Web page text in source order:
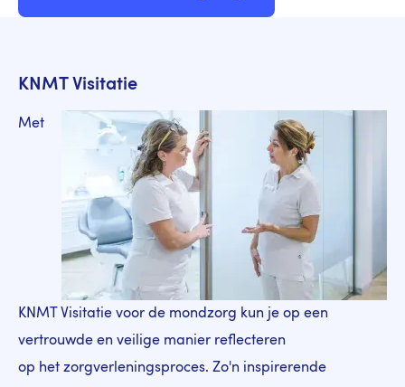
KNMT Visitatie
Met
KNMT Visitatie voor de mondzorg kun je op een
vertrouwde en veilige manier reflecteren
op het zorgverleningsproces. Zo'n inspirerende